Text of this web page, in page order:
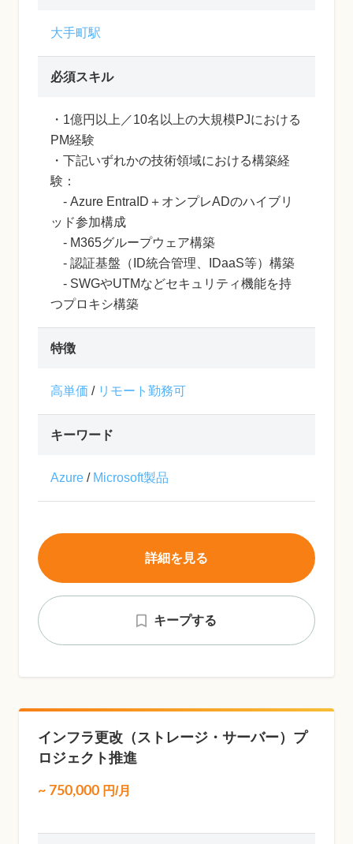
大手町駅
必須スキル
・1億円以上／10名以上の大規模PJにおける
PM経験
・下記いずれかの技術領域における構築経
験：
- Azure EntraID＋オンプレADのハイブリ
ッド参加構成
- M365グループウェア構築
- 認証基盤（ID統合管理、IDaaS等）構築
- SWGやUTMなどセキュリティ機能を持
つプロキシ構築
特徴
高単価 / リモート勤務可
キーワード
Azure / Microsoft製品
キープする
詳細を見る
インフラ更改（ストレージ・サーバー）プ
ロジェクト推進
~ 750,000 円/月